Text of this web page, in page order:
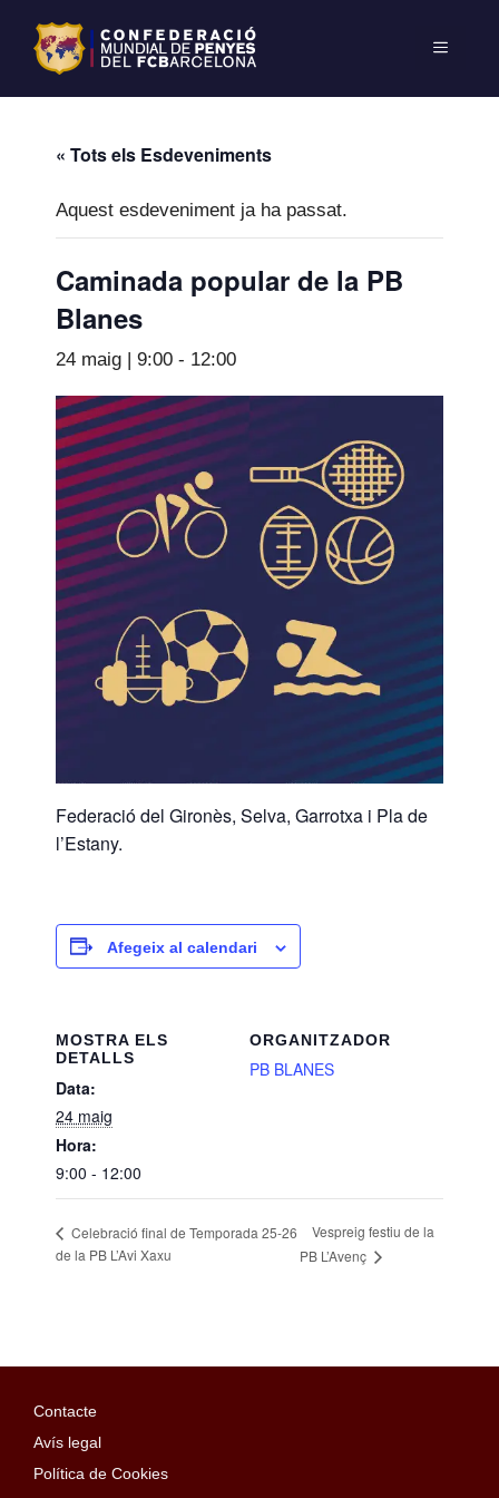
« Tots els Esdeveniments
Aquest esdeveniment ja ha passat.
Caminada popular de la PB
Blanes
24 maig | 9:00 - 12:00
Federació del Gironès, Selva, Garrotxa i Pla de
l’Estany.
Afegeix al calendari
MOSTRA ELS
DETALLS
Data:
24 maig
Hora:
9:00 - 12:00
ORGANITZADOR
PB BLANES
Celebració final de Temporada 25-26
de la PB L’Avi Xaxu
Vespreig festiu de la
PB L’Avenç
Contacte
Avís legal
Política de Cookies